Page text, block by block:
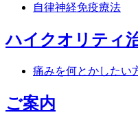
自律神経免疫療法
ハイクオリティ
痛みを何とかしたい
ご案内